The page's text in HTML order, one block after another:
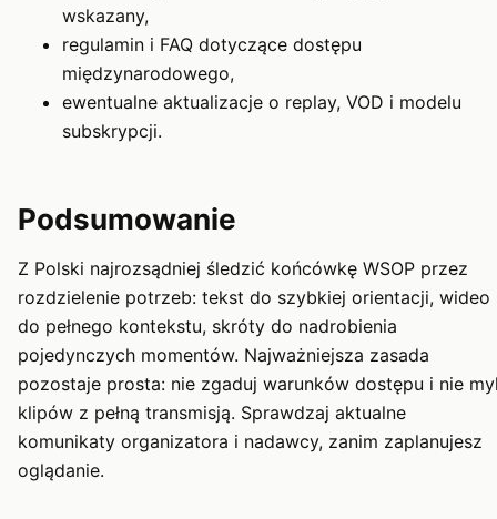
wskazany,
regulamin i FAQ dotyczące dostępu
międzynarodowego,
ewentualne aktualizacje o replay, VOD i modelu
subskrypcji.
Podsumowanie
Z Polski najrozsądniej śledzić końcówkę WSOP przez
rozdzielenie potrzeb: tekst do szybkiej orientacji, wideo
do pełnego kontekstu, skróty do nadrobienia
pojedynczych momentów. Najważniejsza zasada
pozostaje prosta: nie zgaduj warunków dostępu i nie
klipów z pełną transmisją. Sprawdzaj aktualne
komunikaty organizatora i nadawcy, zanim zaplanujesz
oglądanie.